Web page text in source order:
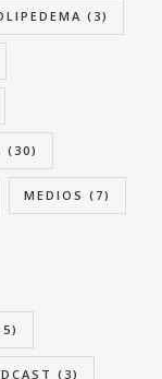
(3)
(30)
MEDIOS (7)
(3)